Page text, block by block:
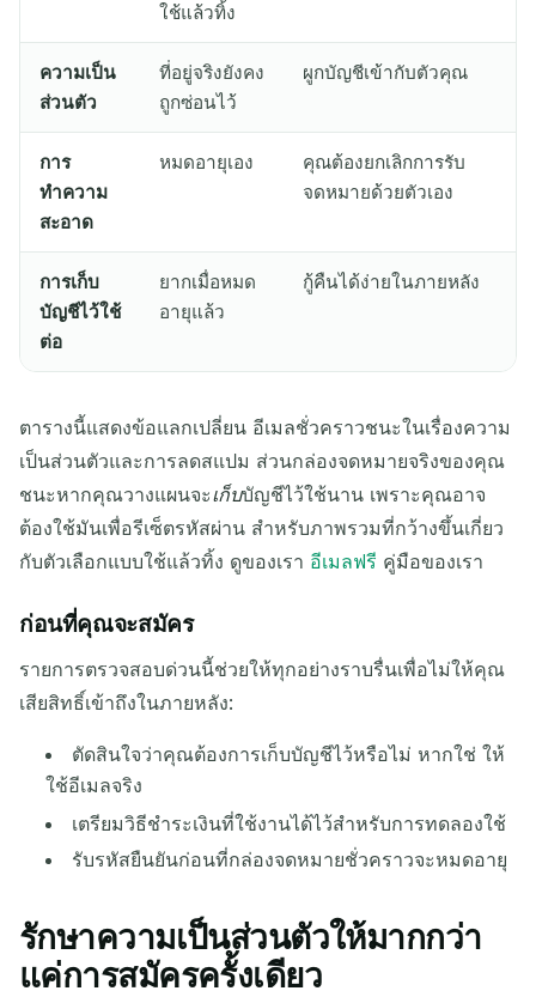
ใช้แล้วทิ้ง
ความเป็น
ส่วนตัว
ที่อยู่จริงยังคง
ถูกซ่อนไว้
ผูกบัญชีเข้ากับตัวคุณ
การ
ทำความ
สะอาด
หมดอายุเอง
คุณต้องยกเลิกการรับ
จดหมายด้วยตัวเอง
การเก็บ
บัญชีไว้ใช้
ต่อ
ยากเมื่อหมด
อายุแล้ว
กู้คืนได้ง่ายในภายหลัง
ตารางนี้แสดงข้อแลกเปลี่ยน อีเมลชั่วคราวชนะในเรื่องความ
เป็นส่วนตัวและการลดสแปม ส่วนกล่องจดหมายจริงของคุณ
ชนะหากคุณวางแผนจะเก็บบัญชีไว้ใช้นาน เพราะคุณอาจ
ต้องใช้มันเพื่อรีเซ็ตรหัสผ่าน สำหรับภาพรวมที่กว้างขึ้นเกี่ยว
กับตัวเลือกแบบใช้แล้วทิ้ง ดูของเรา อีเมลฟรี คู่มือของเรา
ก่อนที่คุณจะสมัคร
รายการตรวจสอบด่วนนี้ช่วยให้ทุกอย่างราบรื่นเพื่อไม่ให้คุณ
เสียสิทธิ์เข้าถึงในภายหลัง:
ตัดสินใจว่าคุณต้องการเก็บบัญชีไว้หรือไม่ หากใช่ ให้
ใช้อีเมลจริง
เตรียมวิธีชำระเงินที่ใช้งานได้ไว้สำหรับการทดลองใช้
รับรหัสยืนยันก่อนที่กล่องจดหมายชั่วคราวจะหมดอายุ
รักษาความเป็นส่วนตัวให้มากกว่า
แค่การสมัครครั้งเดียว